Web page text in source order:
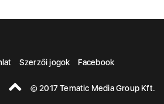
Szerzői jogok Facebook
© 2017 Tematic Media Group Kft.